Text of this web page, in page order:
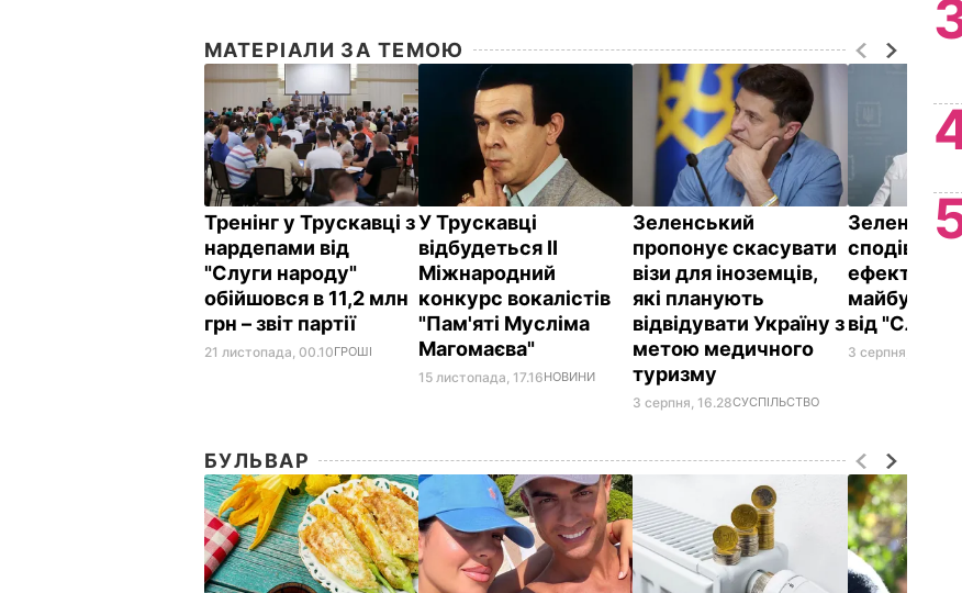
МАТЕРІАЛИ ЗА ТЕМОЮ
Тренінг у Трускавці з
нардепами від
"Слуги народу"
обійшовся в 11,2 млн
грн – звіт партії
21 листопада, 00.10ГРОШІ
У Трускавці
відбудеться ІІ
Міжнародний
конкурс вокалістів
"Пам'яті Мусліма
Магомаєва"
15 листопада, 17.16НОВИНИ
Зеленський
пропонує скасувати
візи для іноземців,
які планують
відвідувати Україну з
метою медичного
туризму
3 серпня, 16.28СУСПІЛЬСТВО
майбутніх
від "Слуги
3 серпня, 15.58
БУЛЬВАР